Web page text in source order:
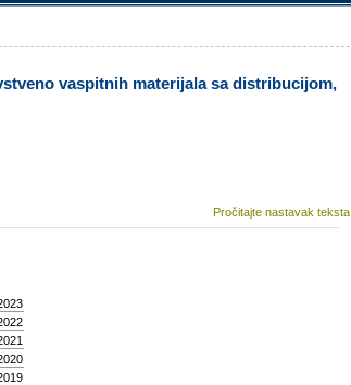
vаspitnih mаtеriјаlа sа distribuciјоm,
Pročitajte nastavak teksta